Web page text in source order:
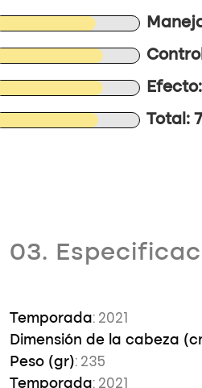
Total:
03.
Temporada: 2021
Dimensión de la cabeza
Peso (gr): 235
Temporada: 2021